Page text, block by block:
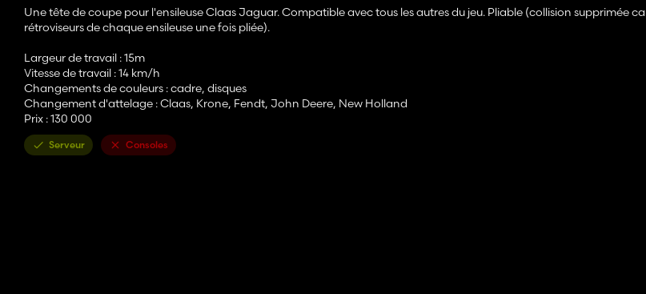
Une tête de coupe pour l'ensileuse Claas Jaguar. Compatible avec tous les autres du jeu. Pliable (collision supprimée
rétroviseurs de chaque ensileuse une fois pliée).
Largeur de travail : 15m
Vitesse de travail : 14 km/h
Changements de couleurs : cadre, disques
Changement d'attelage : Claas, Krone, Fendt, John Deere, New Holland
Prix : 130 000
Serveur Consoles